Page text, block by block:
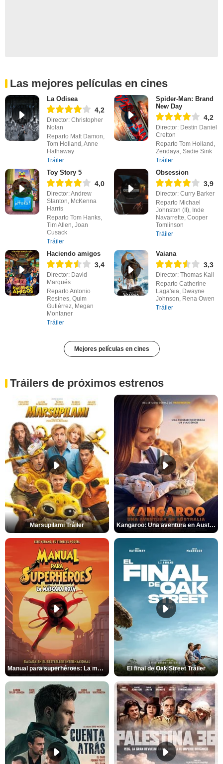
Las mejores películas en cines
La Odisea
4,2
Director: Christopher
Nolan
Reparto Matt Damon,
Tom Holland, Anne
Hathaway
Tráiler
Spider-Man: Brand
New Day
4,2
Director: Destin Daniel
Cretton
Reparto Tom Holland,
Zendaya, Sadie Sink
Tráiler
Toy Story 5
4,0
Director: Andrew
Stanton, McKenna
Harris
Reparto Tom Hanks,
Tim Allen, Joan
Cusack
Tráiler
Obsession
3,9
Director: Curry Barker
Reparto Michael
Johnston (II), Inde
Navarrette, Cooper
Tomlinson
Tráiler
Haciendo amigos
3,4
Director: David
Marqués
Reparto Antonio
Resines, Quim
Gutiérrez, Megan
Montaner
Tráiler
Vaiana
3,3
Director: Thomas Kail
Reparto Catherine
Laga'aia, Dwayne
Johnson, Rena Owen
Tráiler
Mejores películas en cines
Tráilers de próximos estrenos
Marsupilami Tráiler Kangaroo: Una aventura en Australia Tráiler
Manual para superhéroes: La máscara roja Tráiler El final de Oak Street Tráiler